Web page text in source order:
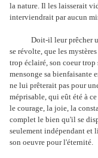
la nature. Il les laisserait
interviendrait par aucun
Doit-il leur prêcher un
se révolte, que les
trop éclairé, son coeur
mensonge sa bienfaisante
ne lui prêterait pas pour
méprisable, qui eût été à
le courage, la joie, la
complet le bien qu'il se
seulement indépendant et
son oeuvre pour l'éternité.